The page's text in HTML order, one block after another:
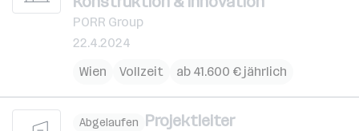
PORR Group
22.4.2024
Wien
Vollzeit ab 41.600 € jährlich
Abgelaufen Projektleiter